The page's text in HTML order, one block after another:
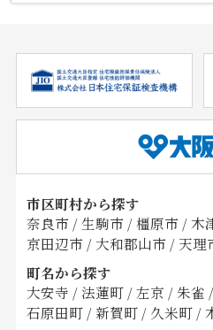
市区町村から探す
奈良市 / 生駒市 / 橿原市 / 木
京田辺市 / 大和郡山市 / 天理
町名から探す
大安寺 / 法蓮町 / 左京 / 朱雀 /
石原田町 / 新賀町 / 久米町 /